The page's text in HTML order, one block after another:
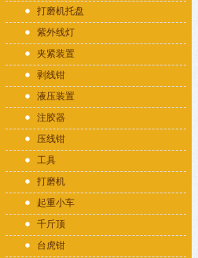
打磨机托盘
紫外线灯
夹紧装置
剥线钳
液压装置
注胶器
压线钳
工具
打磨机
起重小车
千斤顶
台虎钳